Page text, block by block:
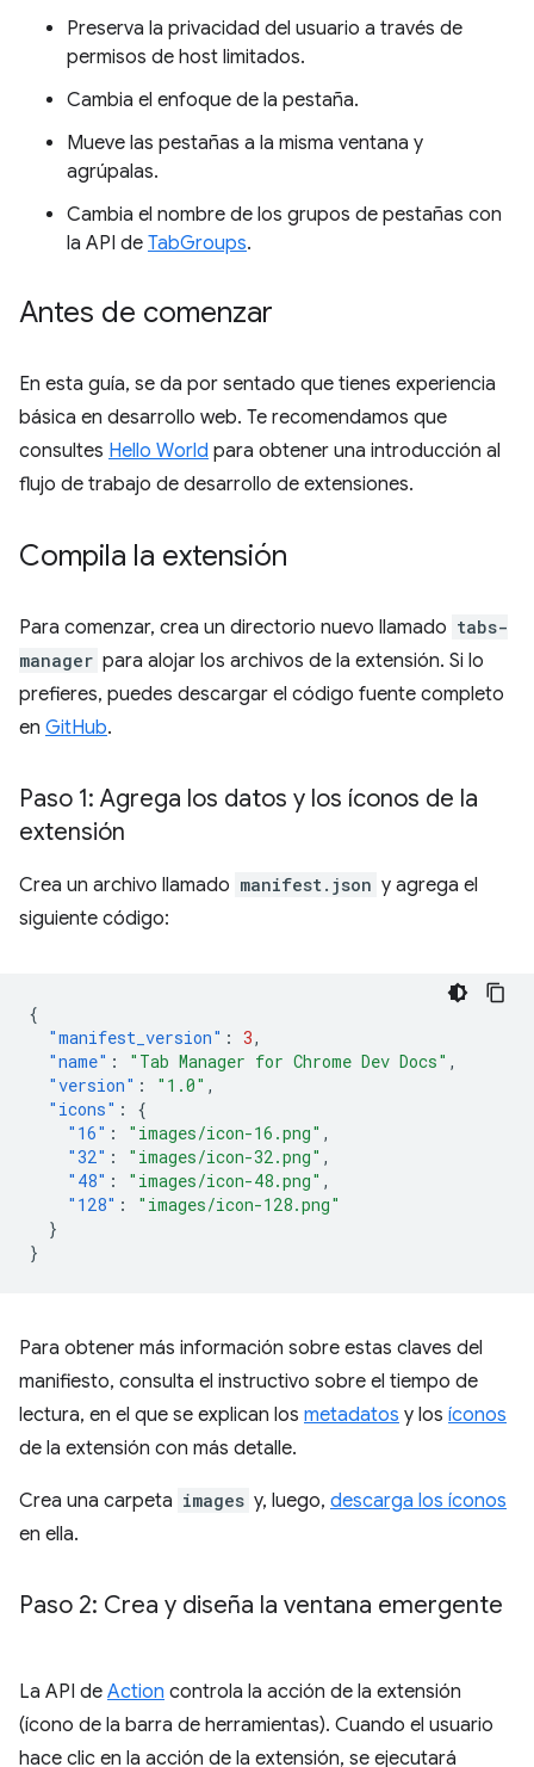
Preserva la privacidad del usuario a través de
permisos de host limitados.
Cambia el enfoque de la pestaña.
Mueve las pestañas a la misma ventana y
agrúpalas.
Cambia el nombre de los grupos de pestañas con
la API de TabGroups.
Antes de comenzar
En esta guía, se da por sentado que tienes experiencia
básica en desarrollo web. Te recomendamos que
consultes Hello World para obtener una introducción al
flujo de trabajo de desarrollo de extensiones.
Compila la extensión
Para comenzar, crea un directorio nuevo llamado tabs-
manager para alojar los archivos de la extensión. Si lo
prefieres, puedes descargar el código fuente completo
en GitHub.
Paso 1: Agrega los datos y los íconos de la
extensión
Crea un archivo llamado manifest.json y agrega el
siguiente código:
{
"manifest_version" : 3,
"name" : "Tab Manager for Chrome Dev Docs" ,
"version" : "1.0" ,
"icons" :
{
"16" : "images/icon-16.png" ,
"32" : "images/icon-32.png" ,
"48" : "images/icon-48.png" ,
"128" :
"images/icon-128.png"
}
}
Para obtener más información sobre estas claves del
manifiesto, consulta el instructivo sobre el tiempo de
lectura, en el que se explican los metadatos y los íconos
de la extensión con más detalle.
Crea una carpeta images y, luego, descarga los íconos
en ella.
Paso 2: Crea y diseña la ventana emergente
La API de Action controla la acción de la extensión
(ícono de la barra de herramientas). Cuando el usuario
hace clic en la acción de la extensión, se ejecutará